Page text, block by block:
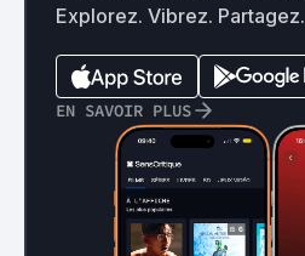
Explorez. Vibrez. Partagez.
EN SAVOIR PLUS